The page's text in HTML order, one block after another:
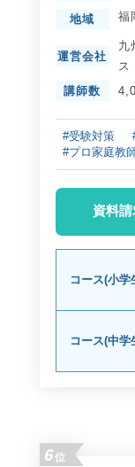
地域 福
運営会社
九
ス
講師数
#受験対策
#プロ家庭教
資料請
コース(小学
コース(中学
6位